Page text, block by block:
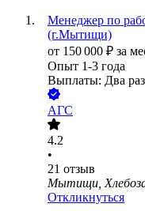
Менеджер по
(г.Мытищи)
от 150 000 ₽ за
Опыт 1-3 года
Выплаты: Два
АГС
4.2
•
21 отзыв
Мытищи,
Откликнуться